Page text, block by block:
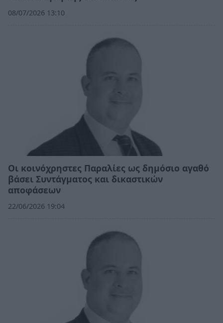
08/07/2026 13:10
Οι κοινόχρηστες Παραλίες ως δημόσιο αγαθό
βάσει Συντάγματος και δικαστικών
αποφάσεων
22/06/2026 19:04